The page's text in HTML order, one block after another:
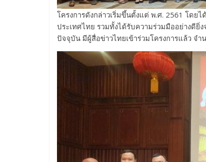
โครงการดังกล่าวเริ่มขึ้นตั้งแต่ พ.ศ. 2561 โด
ประเทศไทย รวมทั้งได้รับความร่วมมืออย่างดียิ่
ปัจจุบัน มีผู้สื่อข่าวไทยเข้าร่วมโครงการแล้ว จำ